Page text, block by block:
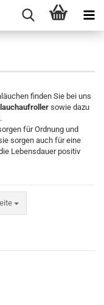
finden Sie bei uns
sowie dazu
.
für Ordnung und
sorgen auch für eine
Lebensdauer positiv